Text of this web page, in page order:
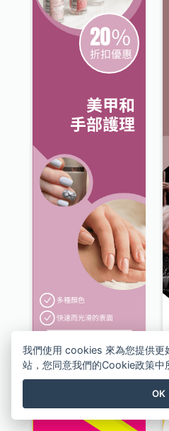
美甲及手部護理服務擎天柱廣告
我們使用 cookies 來為您提供更
站，您同意我們的Cookie政策中
OK